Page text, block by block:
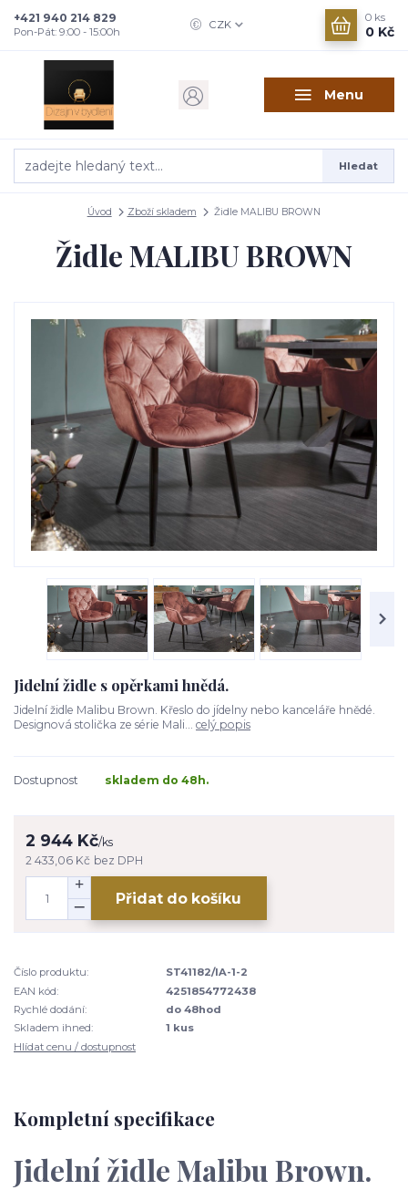
Menu
CZK
Hledat
+421 940 214 829
Pon-Pát: 9:00 - 15:00h
0 ks
0 Kč
Úvod Zboží skladem Židle MALIBU BROWN
Židle MALIBU BROWN
Jidelní židle s opěrkami hnědá.
Jidelní židle Malibu Brown. Křeslo do jídelny nebo kanceláře hnědé.
Designová stolička ze série Mali... celý popis
Dostupnost skladem do 48h.
2 944 Kč/ks
2 433,06 Kč bez DPH
Přidat do košíku
Číslo produktu:
ST41182/IA-1-2
EAN kód:
4251854772438
Rychlé dodání:
do 48hod
Skladem ihned:
1 kus
Hlídat cenu / dostupnost
Kompletní specifikace
Jidelní židle Malibu Brown.